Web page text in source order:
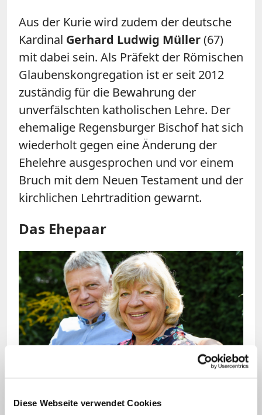
Diese Webseite verwendet Cookies
Aus der Kurie wird zudem der deutsche
Kardinal Gerhard Ludwig Müller(67)
mit dabei sein. Als Präfekt der Römischen
Glaubenskongregation ist er seit 2012
zuständig für die Bewahrung der
unverfälschten katholischen Lehre. Der
ehemalige Regensburger Bischof hat sich
wiederholt gegen eine Änderung der
Ehelehre ausgesprochen und vor einem
Bruch mit dem Neuen Testament und der
kirchlichen Lehrtradition gewarnt.
Das Ehepaar
Bild: © KNA
niederrheinischen Korschenbroich, nehmen als